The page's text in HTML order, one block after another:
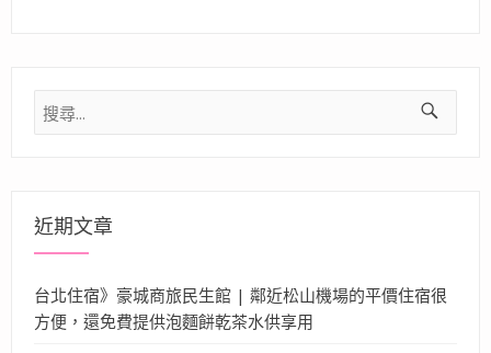
搜
尋
近期文章
台北住宿》豪城商旅民生館 | 鄰近松山機場的平價住宿很
方便，還免費提供泡麵餅乾茶水供享用